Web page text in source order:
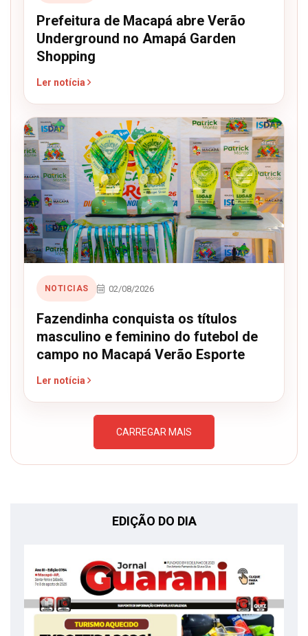
Prefeitura de Macapá abre Verão
Underground no Amapá Garden
Shopping
Ler notícia
NOTICIAS 02/08/2026
Fazendinha conquista os títulos
masculino e feminino do futebol de
campo no Macapá Verão Esporte
Ler notícia
CARREGAR MAIS
EDIÇÃO DO DIA